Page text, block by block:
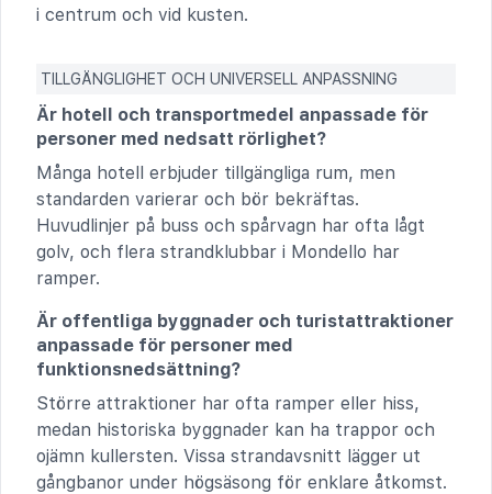
i centrum och vid kusten.
TILLGÄNGLIGHET OCH UNIVERSELL ANPASSNING
Är hotell och transportmedel anpassade för
personer med nedsatt rörlighet?
Många hotell erbjuder tillgängliga rum, men
standarden varierar och bör bekräftas.
Huvudlinjer på buss och spårvagn har ofta lågt
golv, och flera strandklubbar i Mondello har
ramper.
Är offentliga byggnader och turistattraktioner
anpassade för personer med
funktionsnedsättning?
Större attraktioner har ofta ramper eller hiss,
medan historiska byggnader kan ha trappor och
ojämn kullersten. Vissa strandavsnitt lägger ut
gångbanor under högsäsong för enklare åtkomst.